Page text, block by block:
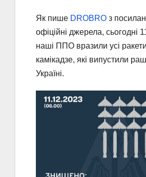
Як пише DROBRO з
офіційні джерела, сьогодні
наші ППО вразили усі
камікадзе, які випустили
Україні.